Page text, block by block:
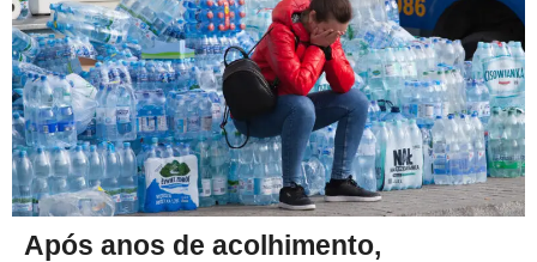
Após anos de acolhimento,